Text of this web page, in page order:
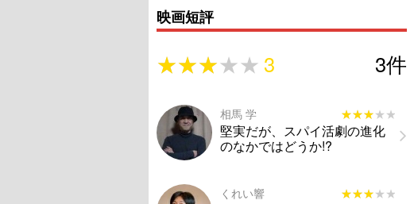
映画短評
★★★★★
★★★★★ 3 3件
相馬 学 ★★★★★
★★★★★
堅実だが、スパイ活劇の進化
のなかではどうか!?
くれい響 ★★★★★
★★★★★